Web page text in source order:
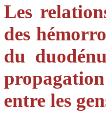
Les
des
du
entre les